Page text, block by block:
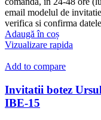
email modelul de
verifica si confirma
Adaugă în coș
Vizualizare rapida
Add to compare
Invitatii botez
IBE-15